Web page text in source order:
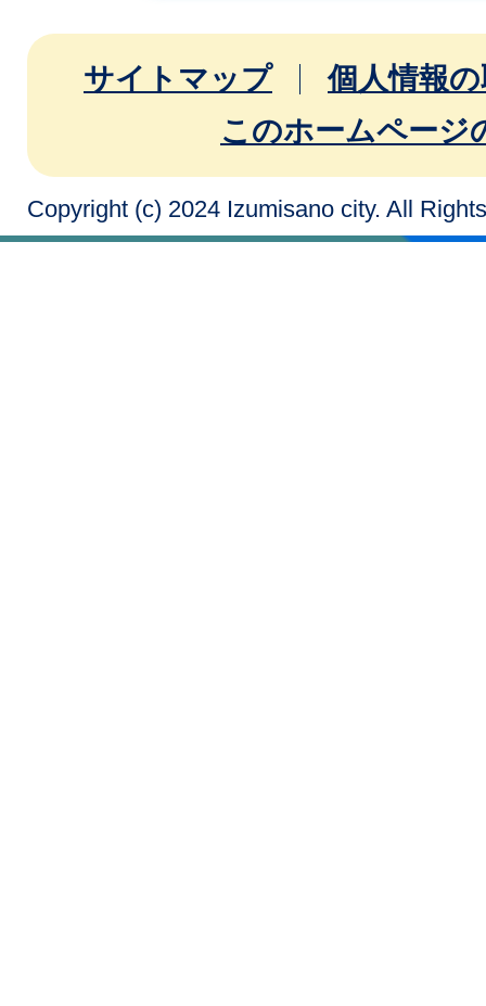
サイトマップ
個人情報
このホームページ
Copyright (c) 2024 Izumisano city. All